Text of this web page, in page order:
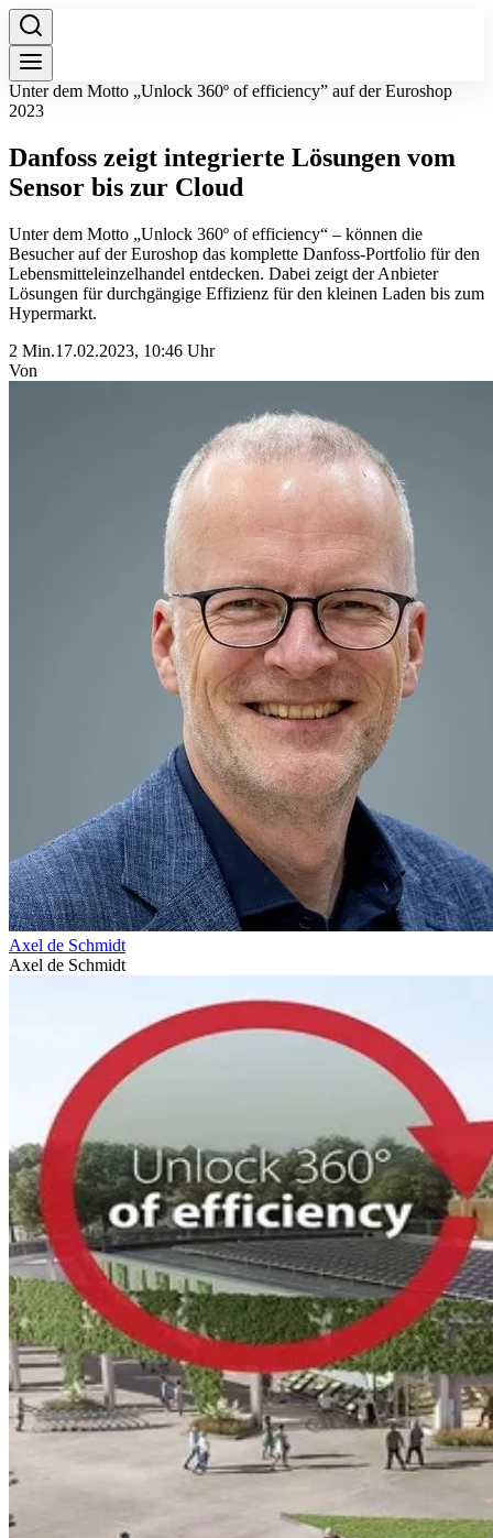
Unter dem Motto „Unlock 360º of efficiency” auf der Euroshop
2023
Danfoss zeigt integrierte Lösungen vom
Sensor bis zur Cloud
Unter dem Motto „Unlock 360º of efficiency“ – können die
Besucher auf der Euroshop das komplette Danfoss-Portfolio für den
Lebensmitteleinzelhandel entdecken. Dabei zeigt der Anbieter
Lösungen für durchgängige Effizienz für den kleinen Laden bis zum
Hypermarkt.
2 Min.17.02.2023, 10:46 Uhr
Von
Axel de Schmidt
Axel de Schmidt